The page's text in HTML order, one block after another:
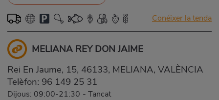
Conéixer la tenda
MELIANA REY DON JAIME
Rei En Jaume, 15, 46133, MELIANA, VALÈNCIA
Telèfon: 96 149 25 31
Dijous: 09:00-21:30 - Tancat